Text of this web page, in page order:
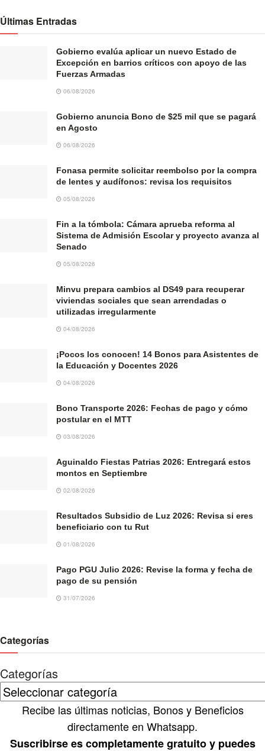
Últimas Entradas
Gobierno evalúa aplicar un nuevo Estado de
Excepción en barrios críticos con apoyo de las
Fuerzas Armadas
06/08/2026
Gobierno anuncia Bono de $25 mil que se pagará
en Agosto
06/08/2026
Fonasa permite solicitar reembolso por la compra
de lentes y audífonos: revisa los requisitos
05/08/2026
Fin a la tómbola: Cámara aprueba reforma al
Sistema de Admisión Escolar y proyecto avanza al
Senado
05/08/2026
Minvu prepara cambios al DS49 para recuperar
viviendas sociales que sean arrendadas o
utilizadas irregularmente
04/08/2026
¡Pocos los conocen! 14 Bonos para Asistentes de
la Educación y Docentes 2026
04/08/2026
Bono Transporte 2026: Fechas de pago y cómo
postular en el MTT
03/08/2026
Aguinaldo Fiestas Patrias 2026: Entregará estos
montos en Septiembre
02/08/2026
Resultados Subsidio de Luz 2026: Revisa si eres
beneficiario con tu Rut
01/08/2026
Pago PGU Julio 2026: Revise la forma y fecha de
pago de su pensión
31/07/2026
Categorías
Categorías
Recibe las últimas noticias, Bonos y Beneficios
directamente en Whatsapp.
Suscribirse es completamente gratuito y puedes